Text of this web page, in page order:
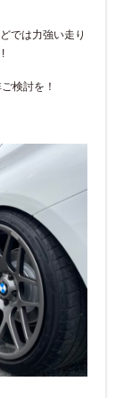
では力強い走り
検討を！